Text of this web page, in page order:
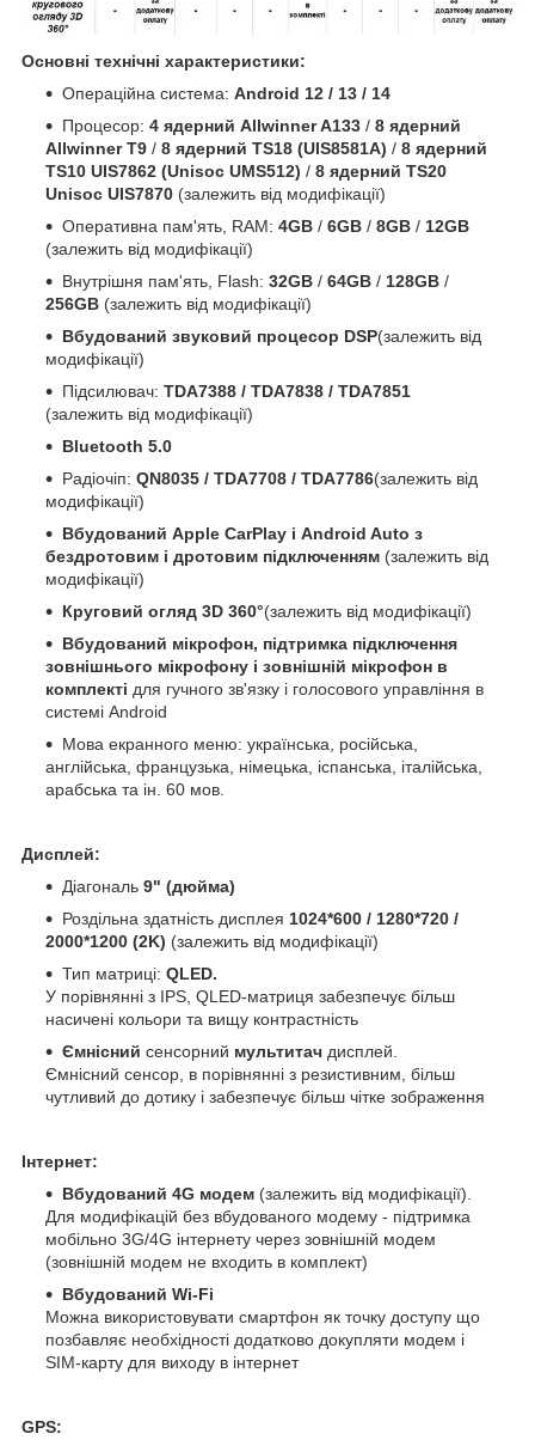
Основні технічні характеристики:
Операційна система: Android 12 / 13 / 14
Процесор: 4 ядерний Allwinner A133 / 8 ядерний
Allwinner T9 / 8 ядерний TS18 (UIS8581A) / 8 ядерний
TS10 UIS7862 (Unisoc UMS512) / 8 ядерний TS20
Unisoc UIS7870 (залежить від модифікації)
Оперативна пам'ять, RAM: 4GB / 6GB / 8GB / 12GB
(залежить від модифікації)
Внутрішня пам'ять, Flash: 32GB / 64GB / 128GB /
256GB (залежить від модифікації)
Вбудований звуковий процесор DSP(залежить від
модифікації)
Підсилювач: TDA7388 / TDA7838 / TDA7851
(залежить від модифікації)
Bluetooth 5.0
Радіочіп: QN8035 / TDA7708 / TDA7786(залежить від
модифікації)
Вбудований Apple CarPlay і Android Auto з
бездротовим і дротовим підключенням (залежить від
модифікації)
Круговий огляд 3D 360°(залежить від модифікації)
Вбудований мікрофон, підтримка підключення
зовнішнього мікрофону і зовнішній мікрофон в
комплекті для гучного зв'язку і голосового управління в
системі Android
Мова екранного меню: українська, російська,
англійська, французька, німецька, іспанська, італійська,
арабська та ін. 60 мов.
Дисплей:
Діагональ 9" (дюйма)
Роздільна здатність дисплея 1024*600 / 1280*720 /
2000*1200 (2K) (залежить від модифікації)
Тип матриці: QLED.
У порівнянні з IPS, QLED-матриця забезпечує більш
насичені кольори та вищу контрастність
Ємнісний сенсорний мультитач дисплей.
Ємнісний сенсор, в порівнянні з резистивним, більш
чутливий до дотику і забезпечує більш чітке зображення
Інтернет:
Вбудований 4G модем (залежить від модифікації).
Для модифікацій без вбудованого модему - підтримка
мобільно 3G/4G інтернету через зовнішній модем
(зовнішній модем не входить в комплект)
Вбудований Wi-Fi
Можна використовувати смартфон як точку доступу що
позбавляє необхідності додатково докупляти модем і
SIM-карту для виходу в інтернет
GPS: